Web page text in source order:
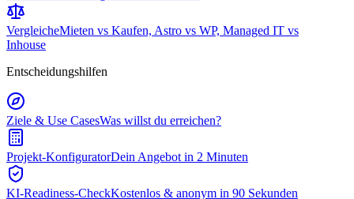
VergleicheMieten vs Kaufen, Astro vs WP, Managed IT vs
Inhouse
Entscheidungshilfen
Ziele & Use CasesWas willst du erreichen?
Projekt-KonfiguratorDein Angebot in 2 Minuten
KI-Readiness-CheckKostenlos & anonym in 90 Sekunden